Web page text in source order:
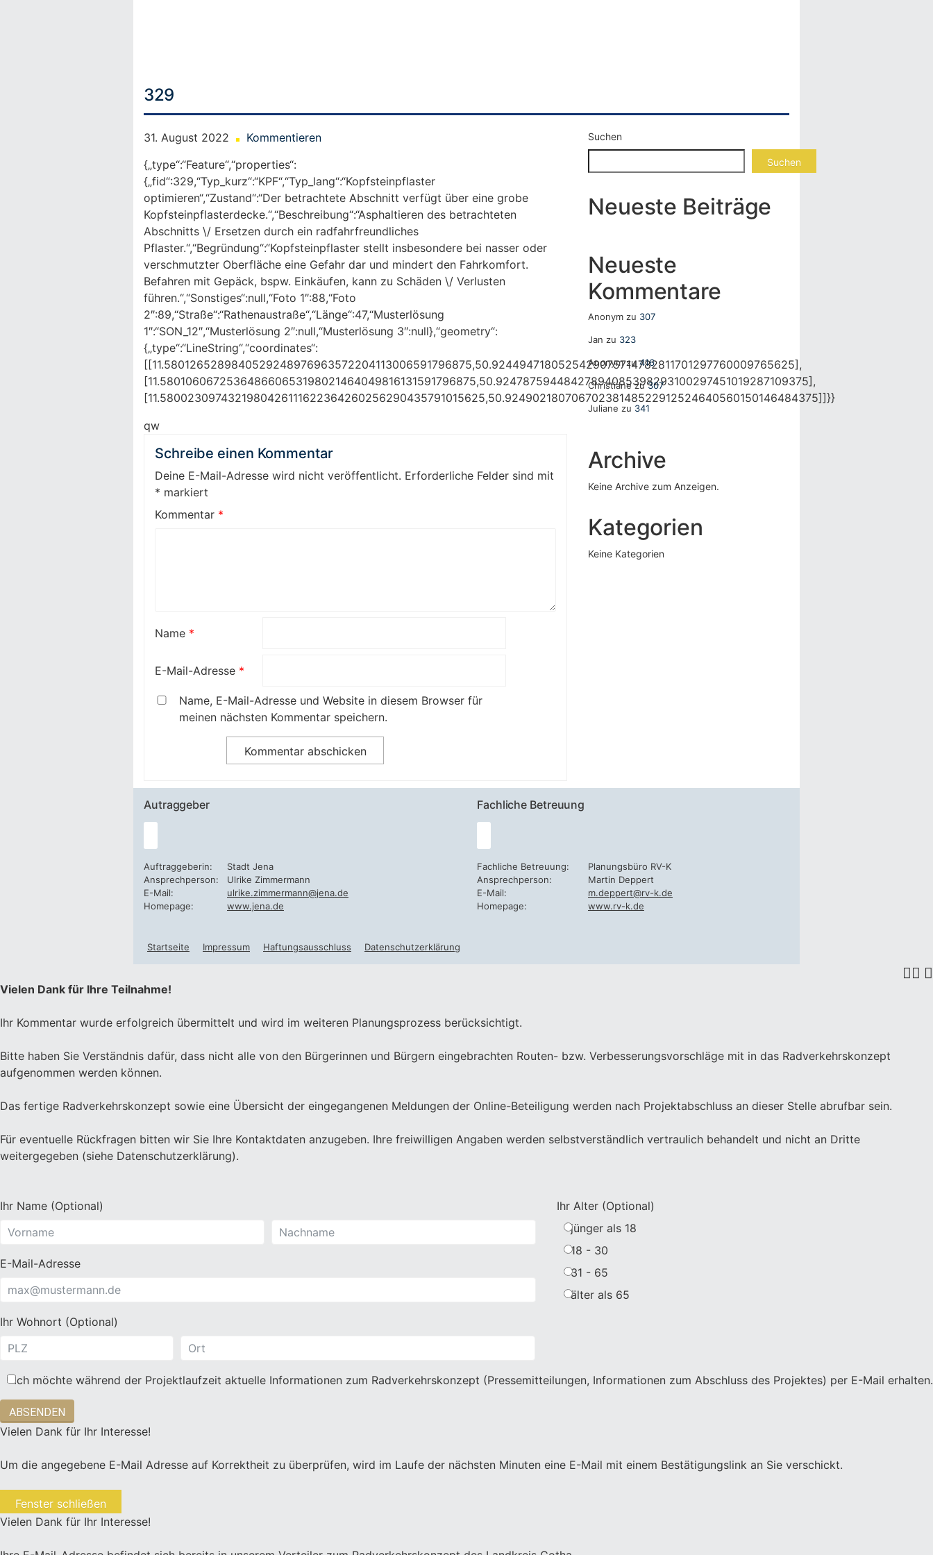
329
31. August 2022
Kommentieren
{„type“:“Feature“,“properties“:
{„fid“:329,“Typ_kurz“:“KPF“,“Typ_lang“:“Kopfsteinpflaster
optimieren“,“Zustand“:“Der betrachtete Abschnitt verfügt über eine grobe
Kopfsteinpflasterdecke.“,“Beschreibung“:“Asphaltieren des betrachteten
Abschnitts \/ Ersetzen durch ein radfahrfreundliches
Pflaster.“,“Begründung“:“Kopfsteinpflaster stellt insbesondere bei nasser oder
verschmutzter Oberfläche eine Gefahr dar und mindert den Fahrkomfort.
Befahren mit Gepäck, bspw. Einkäufen, kann zu Schäden \/ Verlusten
führen.“,“Sonstiges“:null,“Foto 1″:88,“Foto
2″:89,“Straße“:“Rathenaustraße“,“Länge“:47,“Musterlösung
1″:“SON_12″,“Musterlösung 2″:null,“Musterlösung 3″:null},“geometry“:
{„type“:“LineString“,“coordinates“:
[[11.5801265289840529248976963572204113006591796875,50.9244947180525429075714782811701297760009765625],
[11.580106067253648660653198021464049816131591796875,50.92478759448427894085398293100297451019287109375],
[11.5800230974321980426111622364260256290435791015625,50.92490218070670238148522912524640560150146484375]]}}
qw
Schreibe einen Kommentar
Deine E-Mail-Adresse wird nicht veröffentlicht. Erforderliche Felder sind mit
* markiert
Kommentar *
Name *
E-Mail-Adresse *
Name, E-Mail-Adresse und Website in diesem Browser für
meinen nächsten Kommentar speichern.
Suchen
Suchen
Neueste Beiträge
Neueste
Kommentare
Anonymzu 307
Jan zu 323
Anonymzu416
Christianezu307
Juliane zu 341
Archive
Keine Archive zum Anzeigen.
Kategorien
Keine Kategorien
Autraggeber
Auftraggeberin:
Stadt Jena
Ansprechperson:
Ulrike Zimmermann
E-Mail:
ulrike.zimmermann@jena.de
Homepage:
www.jena.de
Fachliche Betreuung
Fachliche Betreuung:
Planungsbüro RV-K
Ansprechperson:
Martin Deppert
E-Mail:
m.deppert@rv-k.de
Homepage:
www.rv-k.de
Startseite Impressum Haftungsausschluss Datenschutzerklärung
Vielen Dank für Ihre Teilnahme!
Ihr Kommentar wurde erfolgreich übermittelt und wird im weiteren Planungsprozess berücksichtigt.
Bitte haben Sie Verständnis dafür, dass nicht alle von den Bürgerinnen und Bürgern eingebrachten Routen- bzw. Verbesserungsvorschläge mit in das Radverkehrskonzept
aufgenommen werden können.
Das fertige Radverkehrskonzept sowie eine Übersicht der eingegangenen Meldungen der Online-Beteiligung werden nach Projektabschluss an dieser Stelle abrufbar sein.
Für eventuelle Rückfragen bitten wir Sie Ihre Kontaktdaten anzugeben. Ihre freiwilligen Angaben werden selbstverständlich vertraulich behandelt und nicht an Dritte
weitergegeben (siehe Datenschutzerklärung).
Ihr Name (Optional)
E-Mail-Adresse
Ihr Wohnort (Optional)
Ihr Alter (Optional)
jünger als 18
18 - 30
31 - 65
älter als 65
Ich möchte während der Projektlaufzeit aktuelle Informationen zum Radverkehrskonzept (Pressemitteilungen, Informationen zum Abschluss des Projektes) per E-Mail erhalten.
ABSENDEN
Vielen Dank für Ihr Interesse!
Um die angegebene E-Mail Adresse auf Korrektheit zu überprüfen, wird im Laufe der nächsten Minuten eine E-Mail mit einem Bestätigungslink an Sie verschickt.
Fenster schließen
Vielen Dank für Ihr Interesse!